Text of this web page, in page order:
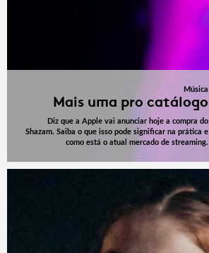
Música
Mais uma pro catálogo
Diz que a Apple vai anunciar hoje a compra do
Shazam. Saiba o que isso pode significar na prática e
como está o atual mercado de streaming.